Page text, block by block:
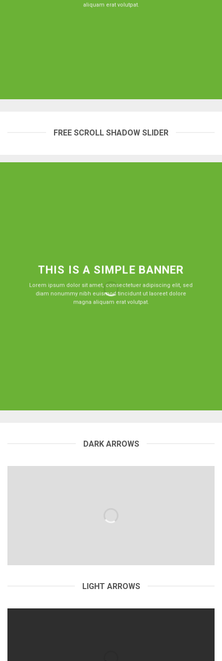
aliquam erat volutpat.
FREE SCROLL SHADOW SLIDER
THIS IS A SIMPLE BANNER
Lorem ipsum dolor sit amet, consectetuer adipiscing elit, sed
diam nonummy nibh euismod tincidunt ut laoreet dolore
magna aliquam erat volutpat.
DARK ARROWS
LIGHT ARROWS